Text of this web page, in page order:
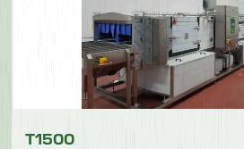
T1500